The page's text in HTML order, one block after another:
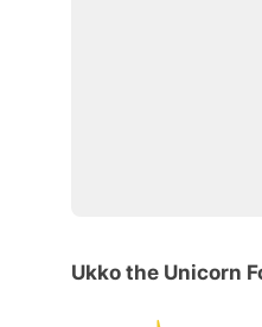
Ukko the Unicorn